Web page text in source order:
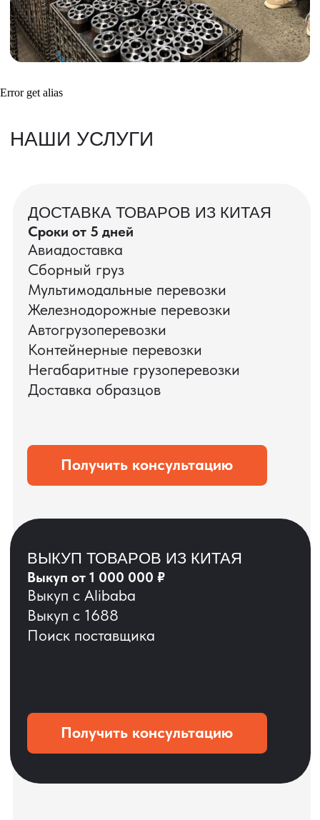
Error get alias
ВАШИ ЗАКАЗЫ
проверок товаров, работы склада,
смотрите в нашем Telegram-канале
ДО ОПЛАТЫ
ОСТАВЬТЕ ЗАЯВКУ
Мы вернёмся с расчётом и фото после
технической проверки
Оставить заявку